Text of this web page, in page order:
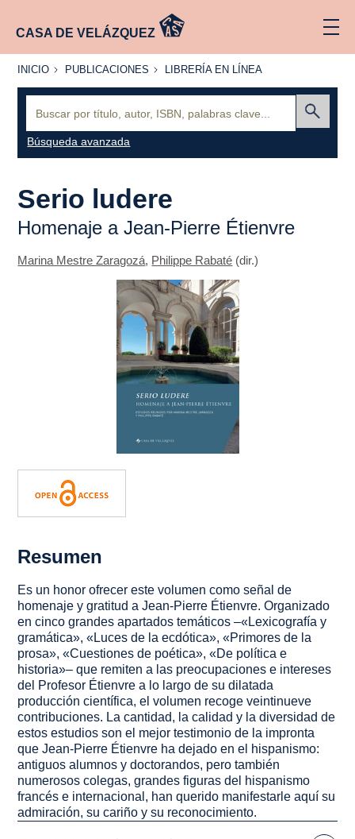
CASA DE VELÁZQUEZ
INICIO
INICIO PUBLICACIONES
PUBLICACIONES
LIBRERÍA
LÍNEA
LIBRERÍA EN LÍNEA
Búsqueda avanzada
Serio ludere
Homenaje a Jean-Pierre Étienvre
Marina Mestre Zaragozá, Philippe Rabaté (dir.)
Resumen
Es un honor ofrecer este volumen como señal de
homenaje y gratitud a Jean-Pierre Étienvre. Organizado
en cinco grandes apartados temáticos –«Lexicografía y
gramática», «Luces de la ecdótica», «Primores de la
prosa», «Cuestiones de poética», «De política e
historia»– que remiten a las preocupaciones e intereses
del Profesor Étienvre a lo largo de su dilatada
producción científica, el volumen recoge veintinueve
contribuciones. La cantidad, la calidad y la diversidad de
estos estudios son el mejor testimonio de la impronta
que Jean-Pierre Étienvre ha dejado en el hispanismo:
antiguos alumnos y doctorandos, pero también
numerosos colegas, grandes figuras del hispanismo
francés e internacional, han querido manifestarle aquí su
admiración, su cariño y su reconocimiento.